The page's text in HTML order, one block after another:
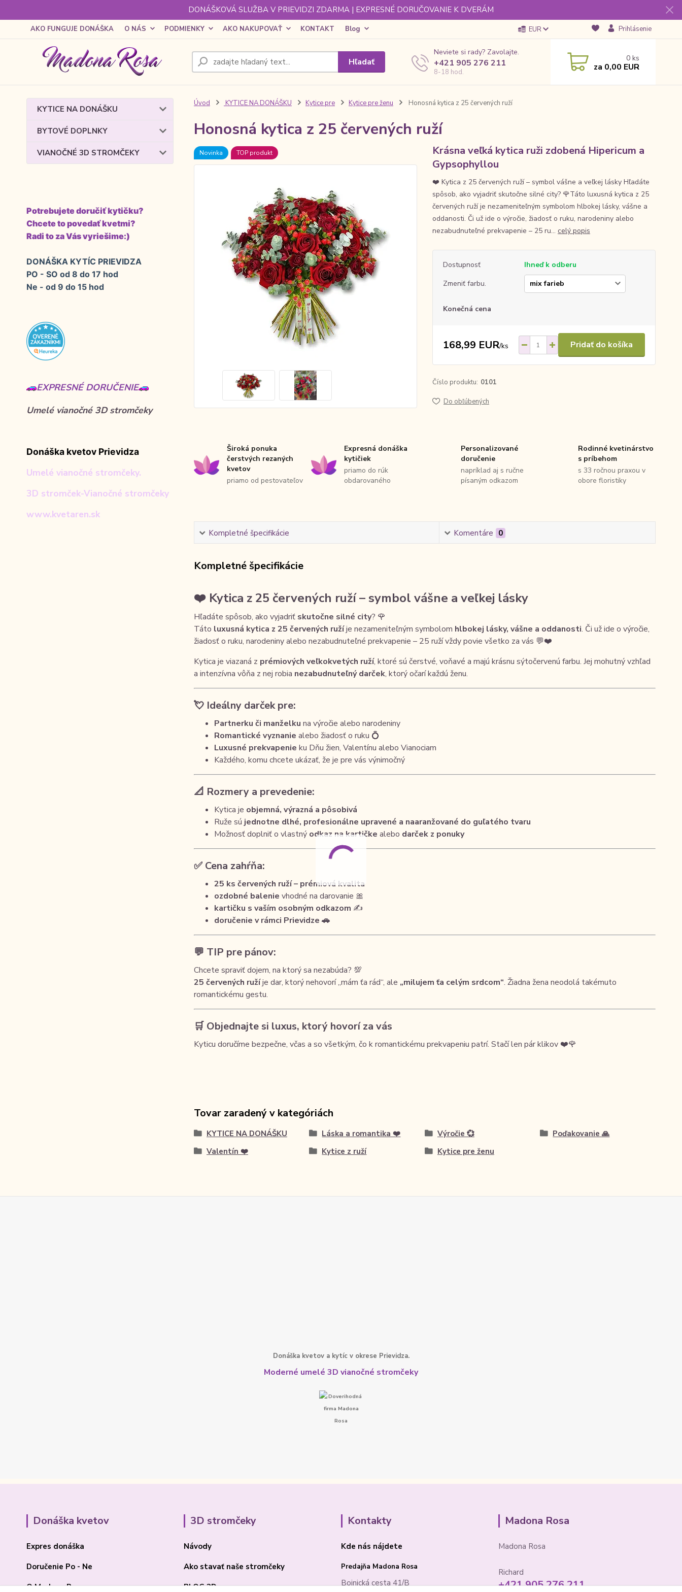
DONÁŠKOVÁ SLUŽBA V PRIEVIDZI ZDARMA | EXPRESNÉ DORUČOVANIE K DVERÁM
AKO FUNGUJE DONÁŠKA O NÁS PODMIENKY AKO NAKUPOVAŤ KONTAKT Blog EUR Prihlásenie
Hľadať
Neviete si rady? Zavolajte.
+421 905 276 211
8-18 hod.
0 ks
za 0,00 EUR
KYTICE NA DONÁŠKU
BYTOVÉ DOPLNKY
VIANOČNÉ 3D STROMČEKY
Potrebujete doručiť kytičku?
Chcete to povedať kvetmi?
Radi to za Vás vyriešime:)
DONÁŠKA KYTÍC PRIEVIDZA
PO - SO od 8 do 17 hod
Ne - od 9 do 15 hod
EXPRESNÉ DORUČENIE
Umelé vianočné 3D stromčeky
Donáška kvetov Prievidza
Umelé vianočné stromčeky.
3D stromček-Vianočné stromčeky
www.kvetaren.sk
Úvod KYTICE NA DONÁŠKU Kytice pre Kytice pre ženu Honosná kytica z 25 červených ruží
Honosná kytica z 25 červených ruží
Novinka TOP produkt
Krásna veľká kytica ruži zdobená Hipericum a
Gypsophyllou
❤️ Kytica z 25 červených ruží – symbol vášne a veľkej lásky Hľadáte
spôsob, ako vyjadriť skutočne silné city? 🌹Táto luxusná kytica z 25
červených ruží je nezameniteľným symbolom hlbokej lásky, vášne a
oddanosti. Či už ide o výročie, žiadosť o ruku, narodeniny alebo
nezabudnuteľné prekvapenie – 25 ru... celý popis
Dostupnosť
Ihneď k odberu
Zmeniť farbu.
Konečná cena
168,99 EUR/ks Pridať do košíka
Číslo produktu: 0101
Do obľúbených
Široká ponuka
čerstvých rezaných
kvetov
priamo od pestovateľov
Expresná donáška
kytičiek
priamo do rúk
obdarovaného
Personalizované
doručenie
napríklad aj s ručne
písaným odkazom
Rodinné kvetinárstvo
s príbehom
s 33 ročnou praxou v
obore floristiky
Kompletné špecifikácie Komentáre 0
Kompletné špecifikácie
❤️ Kytica z 25 červených ruží – symbol vášne a veľkej lásky
Hľadáte spôsob, ako vyjadriť skutočne silné city? 🌹
Táto luxusná kytica z 25 červených ružíje nezameniteľným symbolom hlbokej lásky, vášne a oddanosti. Či už ide o výročie,
žiadosť o ruku, narodeniny alebo nezabudnuteľné prekvapenie – 25 ruží vždy povie všetko za vás 💬❤️
Kytica je viazaná z prémiových veľkokvetých ruží, ktoré sú čerstvé, voňavé a majú krásnu sýtočervenú farbu. Jej mohutný vzhľad
a intenzívna vôňa z nej robia nezabudnuteľný darček, ktorý očarí každú ženu.
💘 Ideálny darček pre:
Partnerku či manželku na výročie alebo narodeniny
Romantické vyznanie alebo žiadosť o ruku 💍
Luxusné prekvapenie ku Dňu žien, Valentínu alebo Vianociam
Každého, komu chcete ukázať, že je pre vás výnimočný
📐 Rozmery a prevedenie:
Kytica je objemná, výrazná a pôsobivá
Ruže sú jednotne dlhé, profesionálne upravené a naaranžované do guľatého tvaru
Možnosť doplniť o vlastný odkaz na kartičke alebo darček z ponuky
✅ Cena zahŕňa:
25 ks červených ruží – prémiová kvalita
ozdobné balenie vhodné na darovanie 🎀
kartičku s vaším osobným odkazom ✍️
doručenie v rámci Prievidze 🚗
💬 TIP pre pánov:
Chcete spraviť dojem, na ktorý sa nezabúda? 💯
25 červených ružíje dar, ktorý nehovorí „mám ťa rád“, ale „milujem ťa celým srdcom“. Žiadna žena neodolá takémuto
romantickému gestu.
🛒 Objednajte si luxus, ktorý hovorí za vás
Kyticu doručíme bezpečne, včas a so všetkým, čo k romantickému prekvapeniu patrí. Stačí len pár klikov ❤️🌹
Tovar zaradený v kategóriách
KYTICE NA DONÁŠKU Láska a romantika ❤️ Výročie 💞
Poďakovanie 🙏
Valentín ❤️
Kytice z ruží Kytice pre ženu
Donáška kvetov a kytíc v okrese Prievidza.
Moderné umelé 3D vianočné stromčeky
Donáška kvetov
Expres donáška
Doručenie Po - Ne
O Madone Rose
3D stromčeky
Návody
Ako stavať naše stromčeky
BLOG 3D
Kontakty
Kde nás nájdete
Predajňa Madona Rosa
Bojnická cesta 41/B
Madona Rosa
Madona Rosa
Richard
+421 905 276 211